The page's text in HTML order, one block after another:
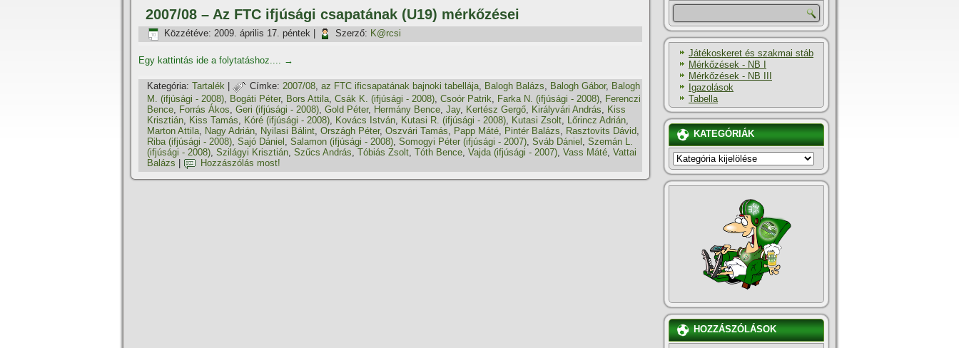
2007/08 – Az FTC ifjúsági csapatának (U19) mérkőzései
Közzétéve: 2009. április 17. péntek Szerző: K@rcsi
Egy kattintás ide a folytatáshoz.... →
Kategória: Tartalék Címke: 2007/08, az FTC ificsapatának bajnoki tabellája, Balogh Balázs, Balogh Gábor, Balogh
M. (ifjúsági - 2008), Bogáti Péter, Bors Attila, Csák K. (ifjúsági - 2008), Csoór Patrik, Farka N. (ifjúsági - 2008), Ferenczi
Bence, Forrás Ákos, Geri (ifjúsági - 2008), Gold Péter, Hermány Bence, Jay, Kertész Gergő, Királyvári András, Kiss
Krisztián, Kiss Tamás, Kóré (ifjúsági - 2008), Kovács István, Kutasi R. (ifjúsági - 2008), Kutasi Zsolt, Lőrincz Adrián,
Marton Attila, Nagy Adrián, Nyilasi Bálint, Országh Péter, Oszvári Tamás, Papp Máté, Pintér Balázs, Rasztovits Dávid,
Riba (ifjúsági - 2008), Sajó Dániel , Salamon (ifjúsági - 2008), Somogyi Péter (ifjúsági - 2007), Sváb Dániel , Szemán L.
(ifjúsági - 2008), Szilágyi Krisztián, Szűcs András, Tóbiás Zsolt, Tóth Bence, Vajda (ifjúsági - 2007), Vass Máté, Vattai
Balázs
Hozzászólás most!
Játékoskeret és szakmai stáb
Mérkőzések - NB I
Mérkőzések - NB III
Igazolások
Tabella
KATEGÓRIÁK
KATEGÓRIÁK
HOZZÁSZÓLÁSOK